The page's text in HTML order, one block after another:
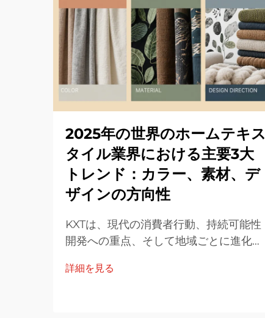
2025年の世界のホームテキス
タイル業界における主要3大
トレンド：カラー、素材、デ
ザインの方向性
KXTは、現代の消費者行動、持続可能性
開発への重点、そして地域ごとに進化し
の世界のホームテキスタイル業界におけ
詳細を見る